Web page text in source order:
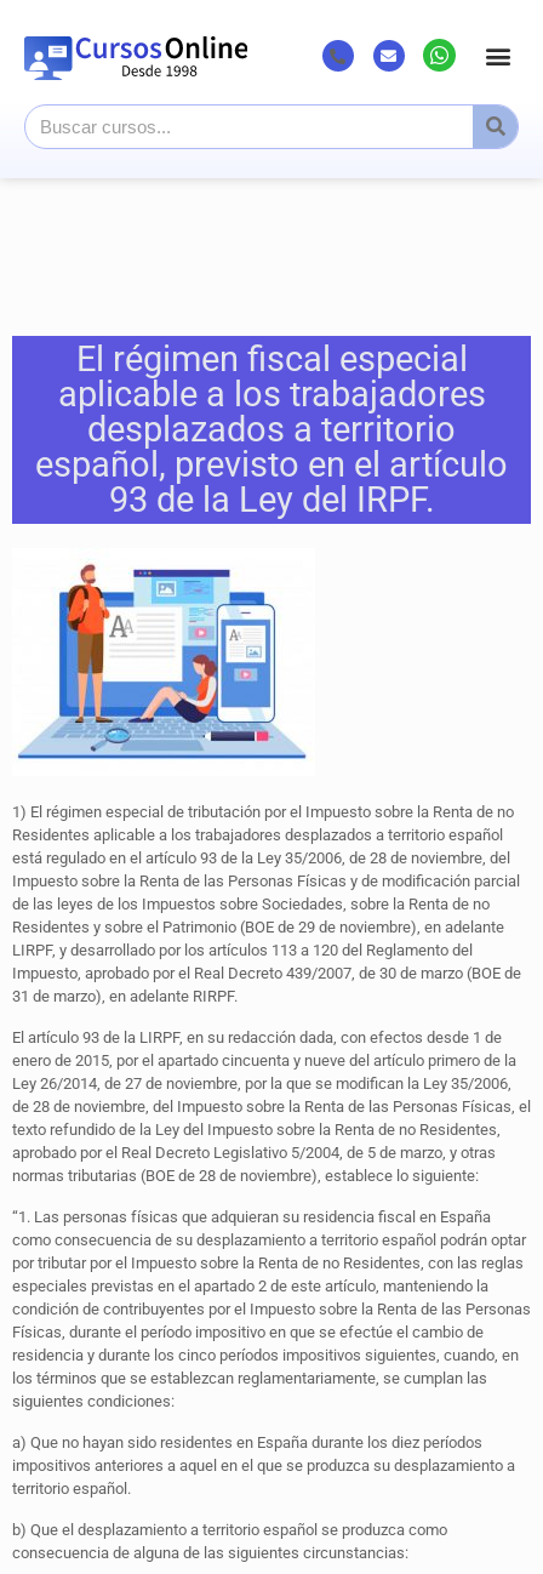
El régimen fiscal especial
aplicable a los trabajadores
desplazados a territorio
español, previsto en el artículo
93 de la Ley del IRPF.
1) El régimen especial de tributación por el Impuesto sobre la Renta de no
Residentes aplicable a los trabajadores desplazados a territorio español
está regulado en el artículo 93 de la Ley 35/2006, de 28 de noviembre, del
Impuesto sobre la Renta de las Personas Físicas y de modificación parcial
de las leyes de los Impuestos sobre Sociedades, sobre la Renta de no
Residentes y sobre el Patrimonio (BOE de 29 de noviembre), en adelante
LIRPF, y desarrollado por los artículos 113 a 120 del Reglamento del
Impuesto, aprobado por el Real Decreto 439/2007, de 30 de marzo (BOE de
31 de marzo), en adelante RIRPF.
El artículo 93 de la LIRPF, en su redacción dada, con efectos desde 1 de
enero de 2015, por el apartado cincuenta y nueve del artículo primero de la
Ley 26/2014, de 27 de noviembre, por la que se modifican la Ley 35/2006,
de 28 de noviembre, del Impuesto sobre la Renta de las Personas Físicas, el
texto refundido de la Ley del Impuesto sobre la Renta de no Residentes,
aprobado por el Real Decreto Legislativo 5/2004, de 5 de marzo, y otras
normas tributarias (BOE de 28 de noviembre), establece lo siguiente:
“1. Las personas físicas que adquieran su residencia fiscal en España
como consecuencia de su desplazamiento a territorio español podrán optar
por tributar por el Impuesto sobre la Renta de no Residentes, con las reglas
especiales previstas en el apartado 2 de este artículo, manteniendo la
condición de contribuyentes por el Impuesto sobre la Renta de las Personas
Físicas, durante el período impositivo en que se efectúe el cambio de
residencia y durante los cinco períodos impositivos siguientes, cuando, en
los términos que se establezcan reglamentariamente, se cumplan las
siguientes condiciones:
a) Que no hayan sido residentes en España durante los diez períodos
impositivos anteriores a aquel en el que se produzca su desplazamiento a
territorio español.
b) Que el desplazamiento a territorio español se produzca como
consecuencia de alguna de las siguientes circunstancias: